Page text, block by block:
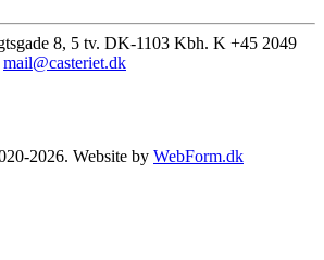
8, 5 tv. DK-1103 Kbh. K +45 2049
mail@casteriet.dk
2026. Website by WebForm.dk